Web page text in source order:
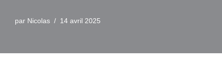
par Nicolas 14 avril 2025